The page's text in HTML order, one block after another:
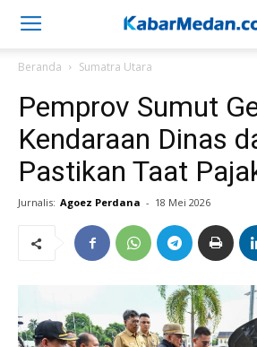
Beranda Sumatra Utara
Pemprov Sumut
Kendaraan Dinas
Pastikan Taat
Jurnalis: Agoez Perdana - 18 Mei 2026